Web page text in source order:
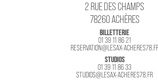
2 RUE DES CHAMPS
78260 ACHÈRES
BILLETTERIE
01 39 11 86 21
RESERVATION@LESAX-
STUDIOS
01 39 11 86 33
STUDIOS@LESAX-ACHERES78.FR